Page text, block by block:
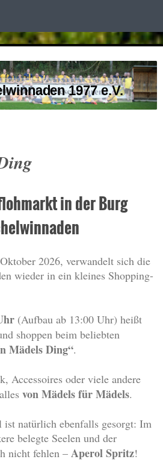
1977 e.V.
in der Burg
2026, verwandelt sich die
wieder in ein kleines Shopping-
(Aufbau ab 13:00 Uhr) heißt
shoppen beim beliebten
Mädels Ding“.
Accessoires oder viele andere
von Mädels für Mädels.
natürlich ebenfalls gesorgt: Im
belegte Seelen und der
nicht fehlen – Aperol Spritz!